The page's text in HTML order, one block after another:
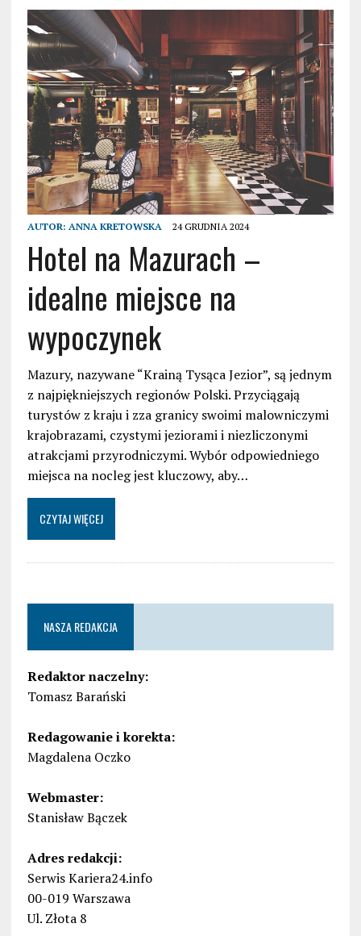
AUTOR: ANNA KRETOWSKA 24 GRUDNIA 2024
Hotel na Mazurach –
idealne miejsce na
wypoczynek
Mazury, nazywane “Krainą Tysąca Jezior”, są jednym
z najpiękniejszych regionów Polski. Przyciągają
turystów z kraju i zza granicy swoimi malowniczymi
krajobrazami, czystymi jeziorami i niezliczonymi
atrakcjami przyrodniczymi. Wybór odpowiedniego
miejsca na nocleg jest kluczowy, aby…
CZYTAJ WIĘCEJ
NASZA REDAKCJA
Redaktor naczelny:
Tomasz Barański
Redagowanie i korekta:
Magdalena Oczko
Webmaster:
Stanisław Bączek
Adres redakcji:
Serwis Kariera24.info
00-019 Warszawa
Ul. Złota 8